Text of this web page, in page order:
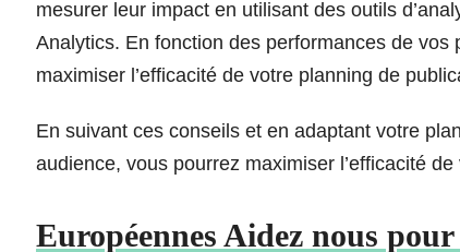
mesurer leur impact en utilisant des outils
Analytics. En fonction des performances de
maximiser l’efficacité de votre planning de
En suivant ces conseils et en adaptant votre
audience, vous pourrez maximiser l’efficacité
Européennes Aidez nous